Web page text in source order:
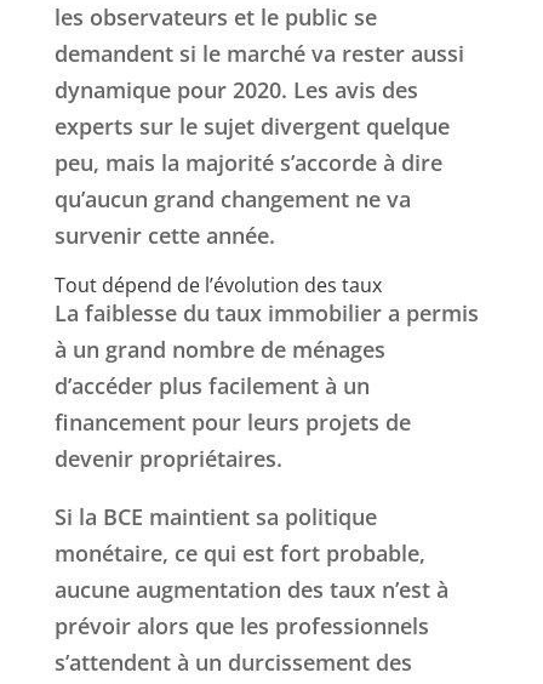
les observateurs et le public se
demandent si le marché va rester aussi
dynamique pour 2020. Les avis des
experts sur le sujet divergent quelque
peu, mais la majorité s’accorde à dire
qu’aucun grand changement ne va
survenir cette année.
Tout dépend de l’évolution des taux
La faiblesse du taux immobilier a permis
à un grand nombre de ménages
d’accéder plus facilement à un
financement pour leurs projets de
devenir propriétaires.
Si la BCE maintient sa politique
monétaire, ce qui est fort probable,
aucune augmentation des taux n’est à
prévoir alors que les professionnels
s’attendent à un durcissement des